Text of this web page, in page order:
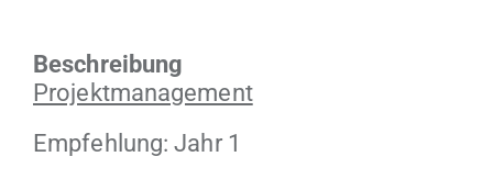
Beschrei­bung
Pro­jek­t­man­age­ment
Empfehlung: Jahr 1